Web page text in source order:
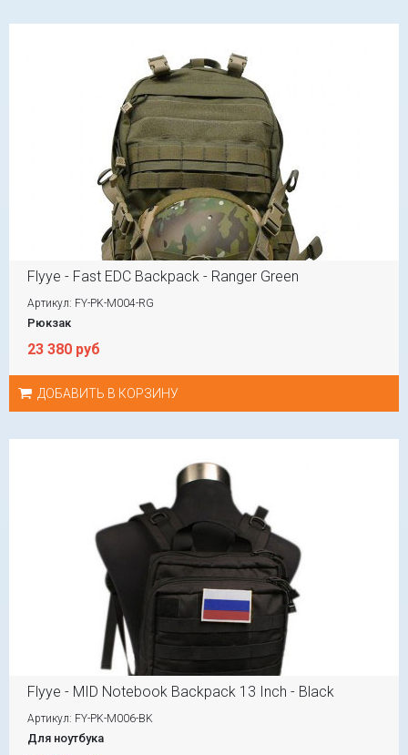
Flyye - Fast EDC Backpack - Ranger Green
Артикул: FY-PK-M004-RG
Рюкзак
23 380 руб
ДОБАВИТЬ В КОРЗИНУ
Flyye - MID Notebook Backpack 13 Inch - Black
Артикул: FY-PK-M006-BK
Для ноутбука